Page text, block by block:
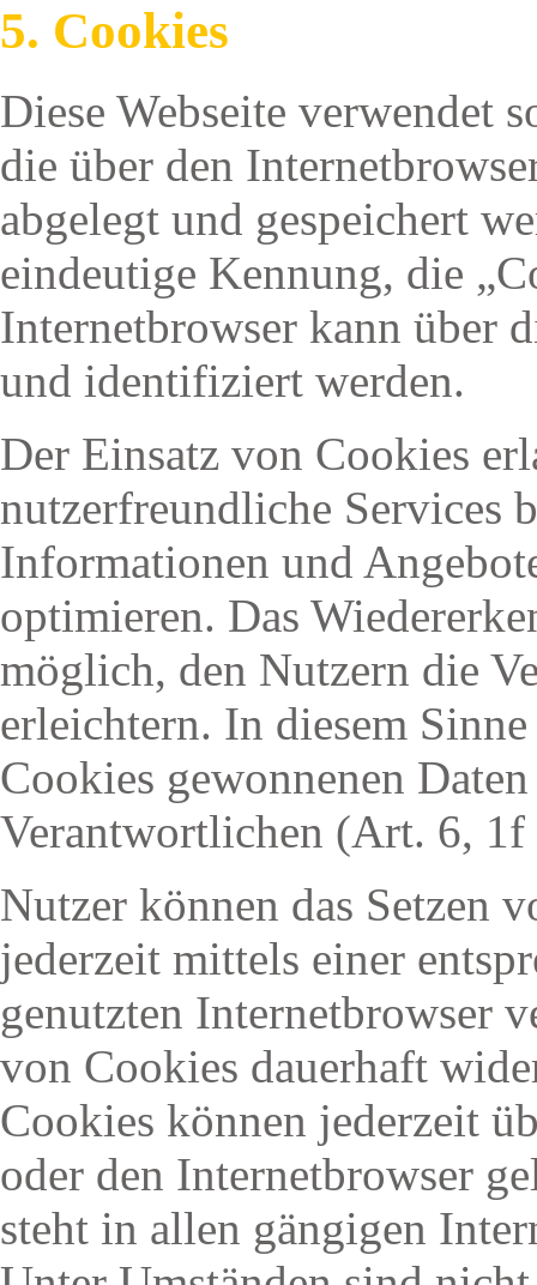
5. Cookies
Diese Webseite verwendet
die über den
abgelegt und gespeichert
eindeutige Kennung, die
Internetbrowser kann über
und identifiziert werden.
Der Einsatz von Cookies
nutzerfreundliche Services
Informationen und
optimieren. Das
möglich, den Nutzern die
erleichtern. In diesem
Cookies gewonnenen
Verantwortlichen (Art. 6,
Nutzer können das Setzen
jederzeit mittels einer
genutzten Internetbrowser
von Cookies dauerhaft
Cookies können jederzeit
oder den Internetbrowser
steht in allen gängigen